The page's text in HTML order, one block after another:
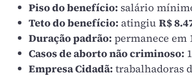
Piso do benefício: salário
Teto do benefício: atingiu R$
Duração padrão: permanece em
Casos de aborto não criminoso:
Empresa Cidadã: trabalhadoras